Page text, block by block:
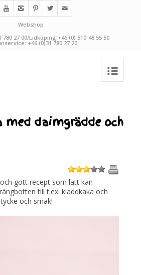
Webshop
27 00/Lidköping:+46 (0) 510-48 55 50
+46 (0)31 780 27 20
med daimgrädde och
1 2 3 4
5
gott recept som lätt kan
till t.ex. kladdkaka och
och smak!